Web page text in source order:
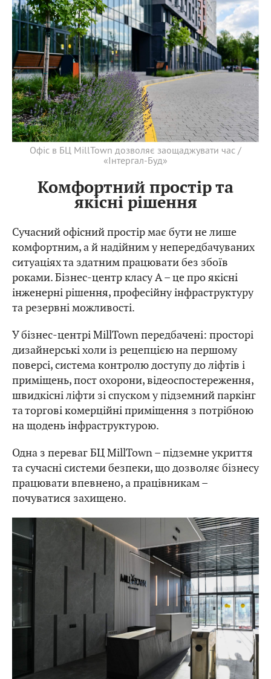
Офіс в БЦ MillTown дозволяє заощаджувати час /
«Інтергал-Буд»
Комфортний простір та
якісні рішення
Сучасний офісний простір має бути не лише
комфортним, а й надійним у непередбачуваних
ситуаціях та здатним працювати без збоїв
роками. Бізнес-центр класу А – це про якісні
інженерні рішення, професійну інфраструктуру
та резервні можливості.
У бізнес-центрі MillTown передбачені: просторі
дизайнерські холи із рецепцією на першому
поверсі, система контролю доступу до ліфтів і
приміщень, пост охорони, відеоспостереження,
швидкісні ліфти зі спуском у підземний паркінг
та торгові комерційні приміщення з потрібною
на щодень інфраструктурою.
Одна з переваг БЦ MillTown – підземне укриття
та сучасні системи безпеки, що дозволяє бізнесу
працювати впевнено, а працівникам –
почуватися захищено.